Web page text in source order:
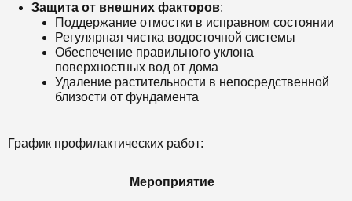
Защита от внешних факторов:
Поддержание отмостки в исправном состоянии
Регулярная чистка водосточной системы
Обеспечение правильного уклона
поверхностных вод от дома
Удаление растительности в непосредственной
близости от фундамента
График профилактических работ:
Мероприятие